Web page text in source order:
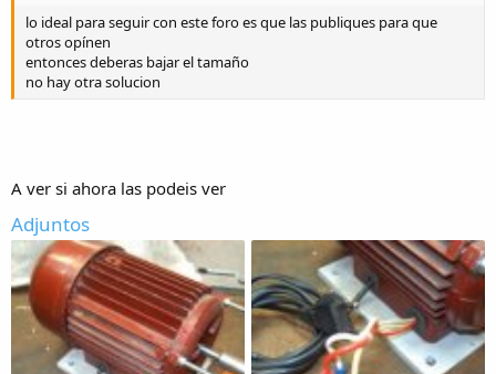
lo ideal para seguir con este foro es que las publiques para que
otros opínen
entonces deberas bajar el tamaño
no hay otra solucion
A ver si ahora las podeis ver
Adjuntos